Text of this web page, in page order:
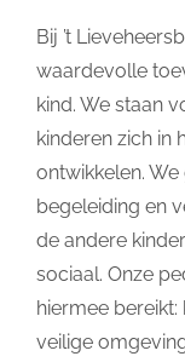
Bij ’t
waardevolle
kind. We staan
kinderen zich in
ontwikkelen.
begeleiding en
de andere
sociaal. Onze
hiermee
veilige